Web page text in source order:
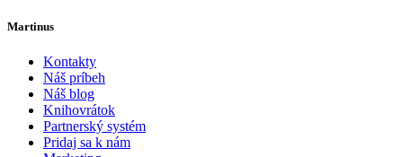
Martinus
Kontakty
Náš príbeh
Náš blog
Knihovrátok
Partnerský systém
Pridaj sa k nám